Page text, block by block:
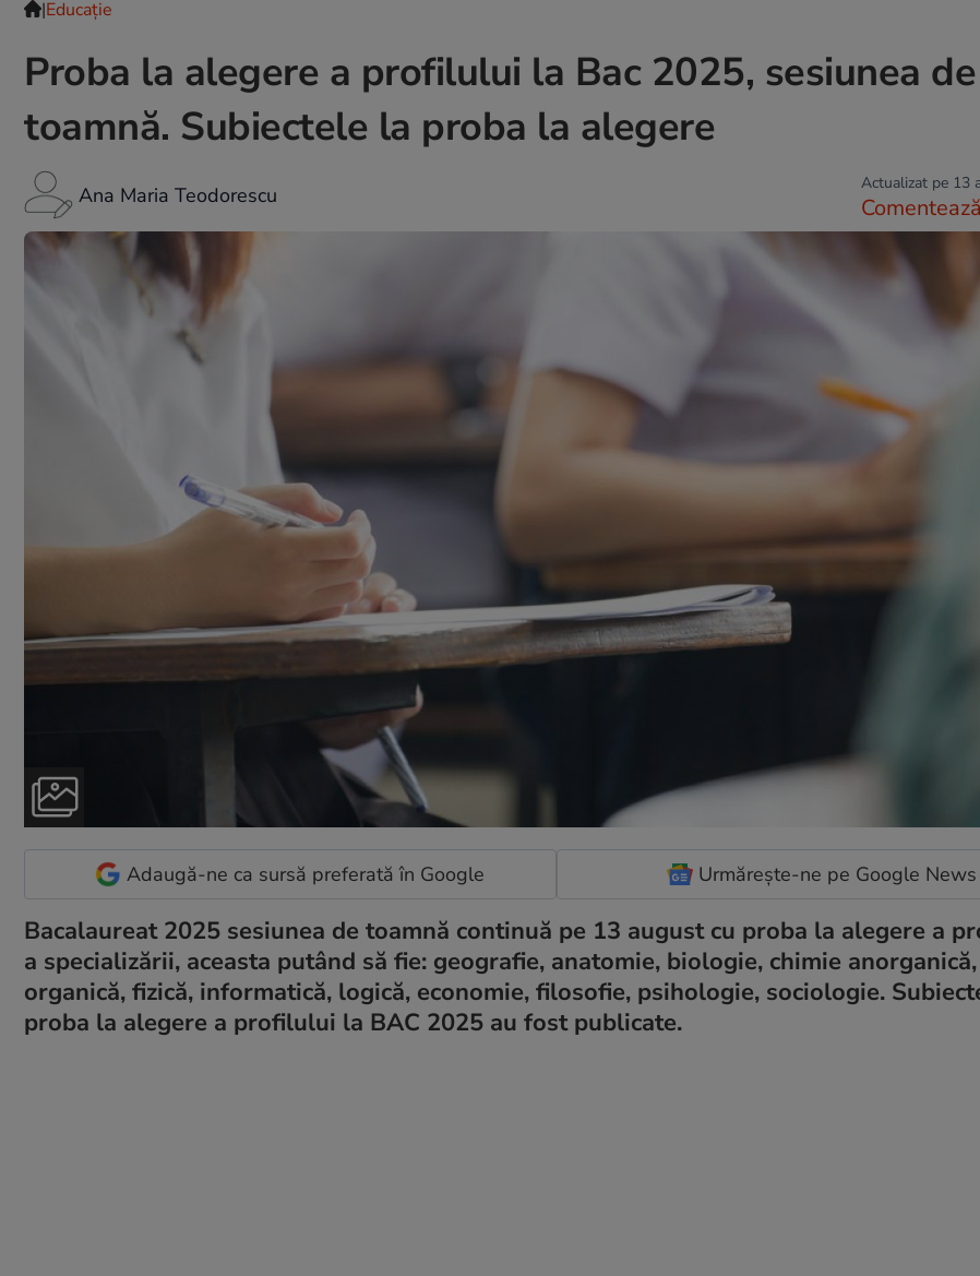
|Educație
Proba la alegere a profilului la Bac 2025, sesiunea de
toamnă. Subiectele la proba la alegere
Ana Maria Teodorescu Actualizat pe 13
Comentează
Adaugă-ne ca sursă preferată în Google Urmărește-ne pe Google News
Bacalaureat 2025 sesiunea de toamnă continuă pe 13 august cu proba la alegere a
a specializării, aceasta putând să fie: geografie, anatomie, biologie, chimie
organică, fizică, informatică, logică, economie, filosofie, psihologie, sociologie.
proba la alegere a profilului la BAC 2025 au fost publicate.